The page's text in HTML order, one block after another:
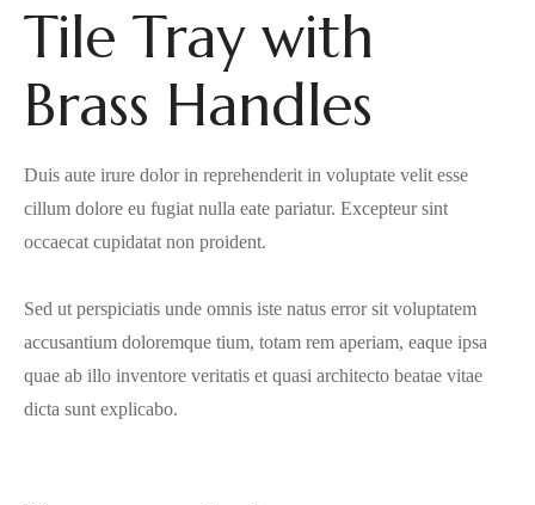
Tile Tray with
Brass Handles
Duis aute irure dolor in reprehenderit in voluptate velit esse
cillum dolore eu fugiat nulla eate pariatur. Excepteur sint
occaecat cupidatat non proident.
Sed ut perspiciatis unde omnis iste natus error sit voluptatem
accusantium doloremque tium, totam rem aperiam, eaque ipsa
quae ab illo inventore veritatis et quasi architecto beatae vitae
dicta sunt explicabo.